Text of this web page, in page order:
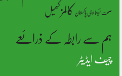
صحتٹیکنالوجیپاکستانکالمزکھیل
ہم سے رابطہ کے ذرائعے
چیف ایڈیٹر